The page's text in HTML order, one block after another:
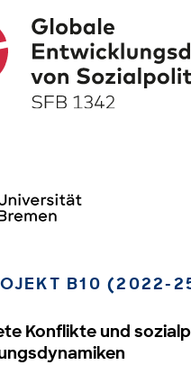
B10 (2022-
Konflikte und